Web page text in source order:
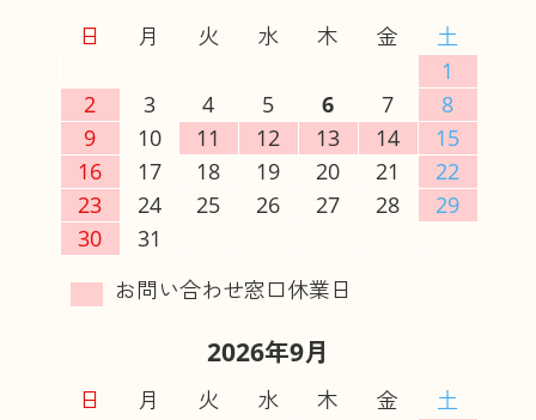
日 月 火 水 木 金
土
1
2
3 4 5 6 7
8
9
10 11 12 13 14
15
16
17 18 19 20 21
22
23
24 25 26 27 28
29
30
31
2026年9月
日 月 火 水 木 金
土